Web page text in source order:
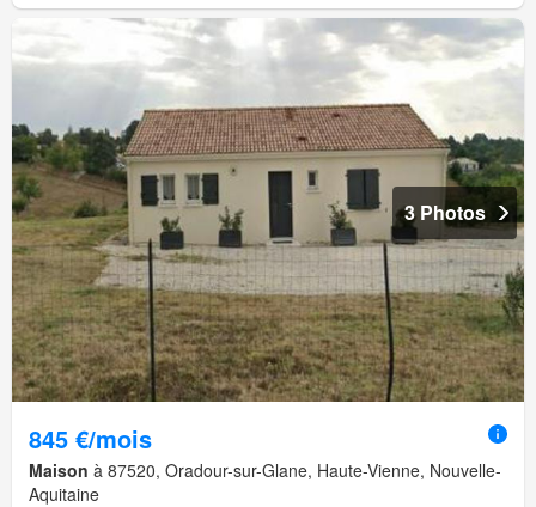
3 Photos
845 €/mois
Maison à 87520, Oradour-sur-Glane, Haute-Vienne, Nouvelle-
Aquitaine